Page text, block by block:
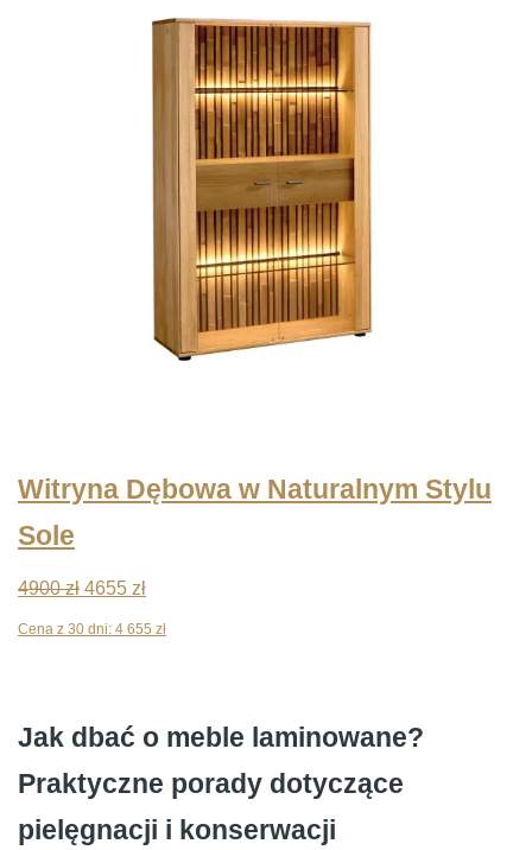
Witryna Dębowa w Naturalnym Stylu
Sole
4900zł Pierwotna
cena
4655 złAktualna
cena
Cena z 30 dni: 4 655 zł
Jak dbać o meble laminowane?
Praktyczne porady dotyczące
pielęgnacji i konserwacji